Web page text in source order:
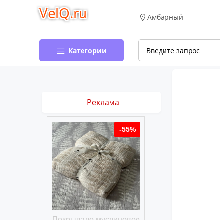
VelQ.ru Амбарный
Категории
Реклама
-55%